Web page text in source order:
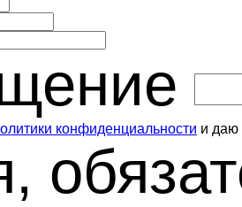
конфиденциальности и даю